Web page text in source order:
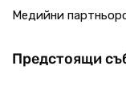
Медийни
Предстоящи